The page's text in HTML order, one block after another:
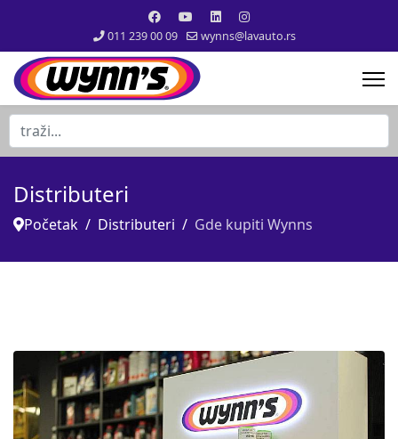
011 239 00 09 wynns@lavauto.rs
traži...
Distributeri
Početak Distributeri Gde kupiti Wynns